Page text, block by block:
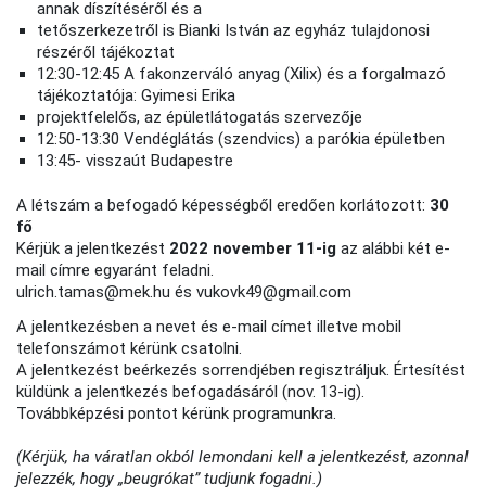
annak díszítéséről és a
tetőszerkezetről is Bianki István az egyház tulajdonosi
részéről tájékoztat
12:30-12:45 A fakonzerváló anyag (Xilix) és a forgalmazó
tájékoztatója: Gyimesi Erika
projektfelelős, az épületlátogatás szervezője
12:50-13:30 Vendéglátás (szendvics) a parókia épületben
13:45- visszaút Budapestre
A létszám a befogadó képességből eredően korlátozott: 30
fő
Kérjük a jelentkezést 2022 november 11-ig az alábbi két e-
mail címre egyaránt feladni.
ulrich.tamas@mek.hu és vukovk49@gmail.com
A jelentkezésben a nevet és e-mail címet illetve mobil
telefonszámot kérünk csatolni.
A jelentkezést beérkezés sorrendjében regisztráljuk. Értesítést
küldünk a jelentkezés befogadásáról (nov. 13-ig).
Továbbképzési pontot kérünk programunkra.
(Kérjük, ha váratlan okból lemondani kell a jelentkezést, azonnal
jelezzék, hogy „beugrókat” tudjunk fogadni.)